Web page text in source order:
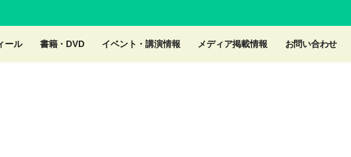
ール 書籍・DVD イベント・講演情報 メディア掲載情報 お問い合わせ